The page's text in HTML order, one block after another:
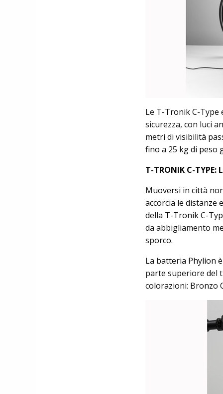
Le T-Tronik C-Type
sicurezza, con luci
metri di visibilità
fino a 25 kg di peso
T-TRONIK C-TYPE:
Muoversi in città
accorcia le
della T-Tronik C-
da abbigliamento
sporco.
La batteria Phylion
parte superiore del
colorazioni: Bronzo